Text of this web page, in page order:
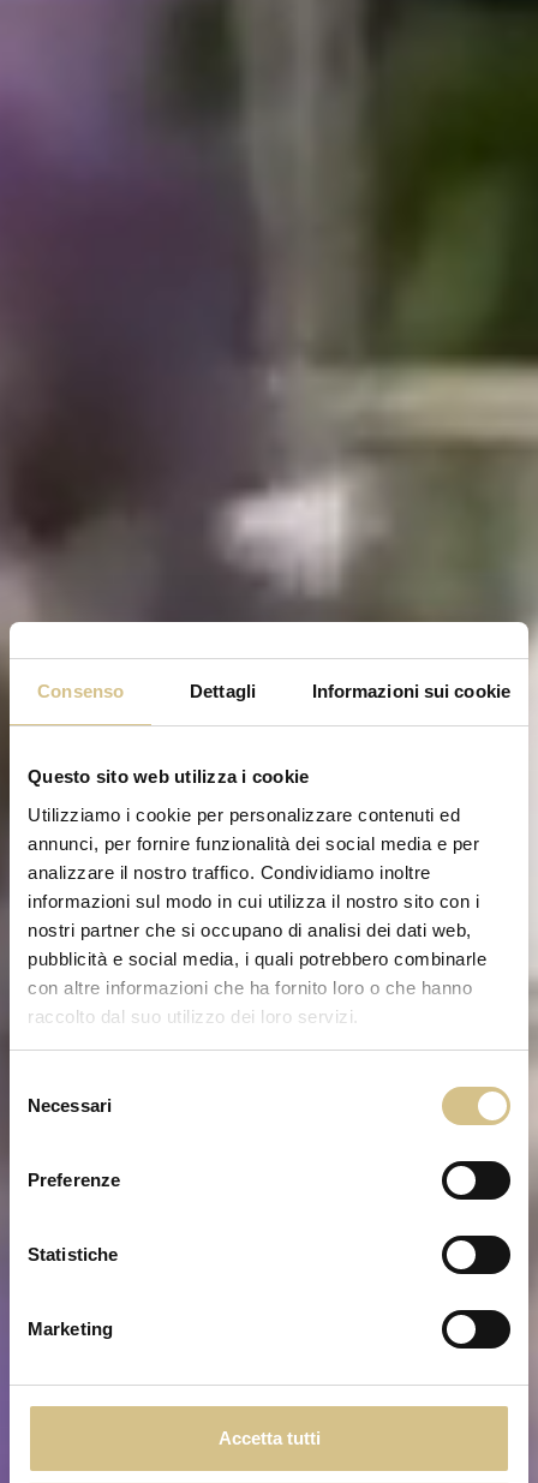
Consenso Dettagli Informazioni sui cookie
Questo sito web utilizza i cookie
Utilizziamo i cookie per personalizzare contenuti ed
annunci, per fornire funzionalità dei social media e per
analizzare il nostro traffico. Condividiamo inoltre
informazioni sul modo in cui utilizza il nostro sito con i
nostri partner che si occupano di analisi dei dati web,
pubblicità e social media, i quali potrebbero combinarle
con altre informazioni che ha fornito loro o che hanno
raccolto dal suo utilizzo dei loro servizi.
delNecessari
Preferenze
Statistiche
Marketing
Accetta tutti